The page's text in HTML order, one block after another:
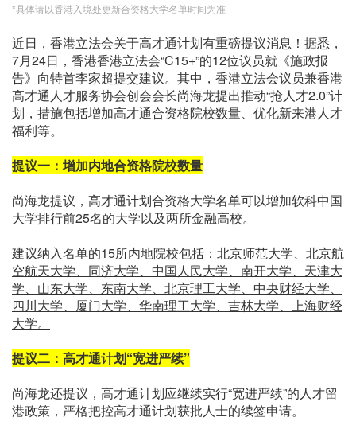
*具体请以香港入境处更新合资格大学名单时间为准
近日，香港立法会关于高才通计划有重磅提议消息！据悉，
7月24日，香港香港立法会“C15+”的12位议员就《施政报
告》向特首李家超提交建议。其中，香港立法会议员兼香港
高才通人才服务协会创会会长尚海龙提出推动“抢人才2.0”计
划，措施包括增加高才通合资格院校数量、优化新来港人才
福利等。
提议一：增加内地合资格院校数量
尚海龙提议，高才通计划合资格大学名单可以增加软科中国
大学排行前25名的大学以及两所金融高校。
建议纳入名单的15所内地院校包括： 北京师范大学、北京航
空航天大学、同济大学、中国人民大学、南开大学、天津大
学、山东大学、东南大学、北京理工大学、中央财经大学、
四川大学、厦门大学、华南理工大学、吉林大学、上海财经
大学。
提议二：高才通计划“宽进严续”
尚海龙还提议，高才通计划应继续实行“宽进严续”的人才留
港政策，严格把控高才通计划获批人士的续签申请。